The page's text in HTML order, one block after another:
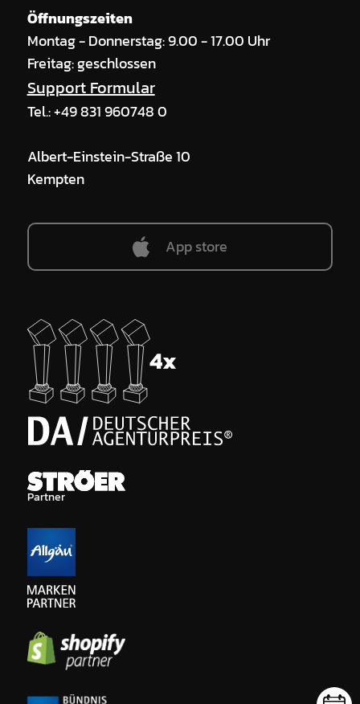
Öffnungszeiten
Montag - Donnerstag: 9.00 - 17.00 Uhr
Freitag: geschlossen
Support Formular
Tel.: +49 831 960748 0
Albert-Einstein-Straße 10
Kempten
App store
Partner